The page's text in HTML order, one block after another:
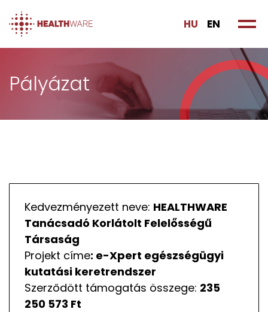
HU EN
Pályázat
Kedvezményezett neve: HEALTHWARE
Tanácsadó Korlátolt Felelősségű
Társaság
Projekt címe: e-Xpert egészségügyi
kutatási keretrendszer
Szerződött támogatás összege: 235
250 573 Ft